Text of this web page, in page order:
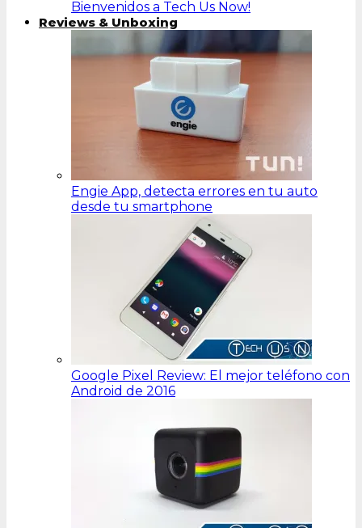
Bienvenidos a Tech Us Now!
Reviews & Unboxing
Engie App, detecta errores en tu auto
desde tu smartphone
Google Pixel Review: El mejor teléfono con
Android de 2016